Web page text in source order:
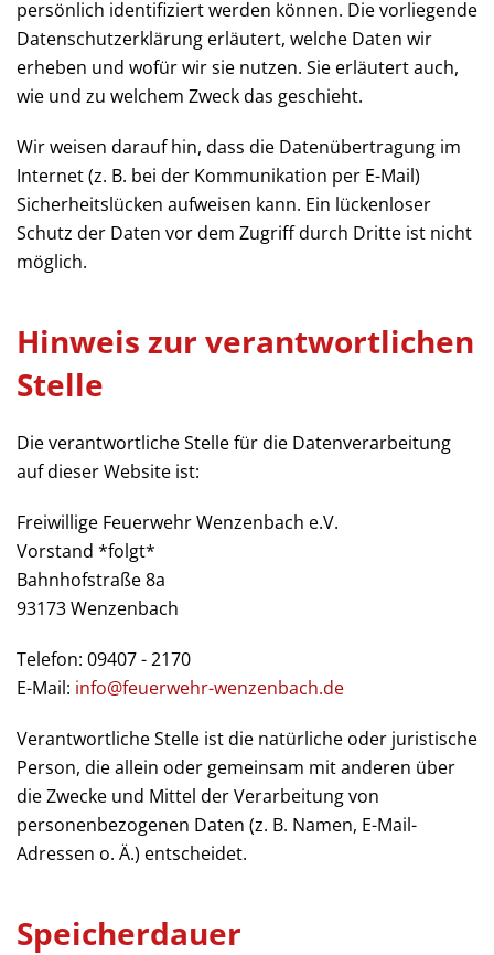
persönlich identifiziert werden können. Die vorliegende
Datenschutzerklärung erläutert, welche Daten wir
erheben und wofür wir sie nutzen. Sie erläutert auch,
wie und zu welchem Zweck das geschieht.
Wir weisen darauf hin, dass die Datenübertragung im
Internet (z. B. bei der Kommunikation per E-Mail)
Sicherheitslücken aufweisen kann. Ein lückenloser
Schutz der Daten vor dem Zugriff durch Dritte ist nicht
möglich.
Hinweis zur verantwortlichen
Stelle
Die verantwortliche Stelle für die Datenverarbeitung
auf dieser Website ist:
Freiwillige Feuerwehr Wenzenbach e.V.
Vorstand *folgt*
Bahnhofstraße 8a
93173 Wenzenbach
Telefon: 09407 - 2170
E-Mail: info@feuerwehr-wenzenbach.de
Verantwortliche Stelle ist die natürliche oder juristische
Person, die allein oder gemeinsam mit anderen über
die Zwecke und Mittel der Verarbeitung von
personenbezogenen Daten (z. B. Namen, E-Mail-
Adressen o. Ä.) entscheidet.
Speicherdauer